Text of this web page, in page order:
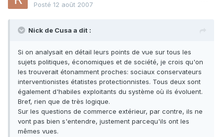
Posté 12 août 2007
Nick de Cusa a dit :
Si on analysait en détail leurs points de vue sur tous les
sujets politiques, économiques et de société, je crois qu'on
les trouverait étonamment proches: sociaux conservateurs
interventionistes étatistes protectionnistes. Tous deux sont
également d'habiles exploitants du système où ils évoluent.
Bref, rien que de très logique.
Sur les questions de commerce extérieur, par contre, ils ne
vont pas bien s'entendre, justement parcequ'ils ont les
mêmes vues.